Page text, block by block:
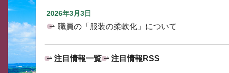
2026年3月3日
職員の「服装の柔軟化」について
注目情報一覧 注目情報RSS